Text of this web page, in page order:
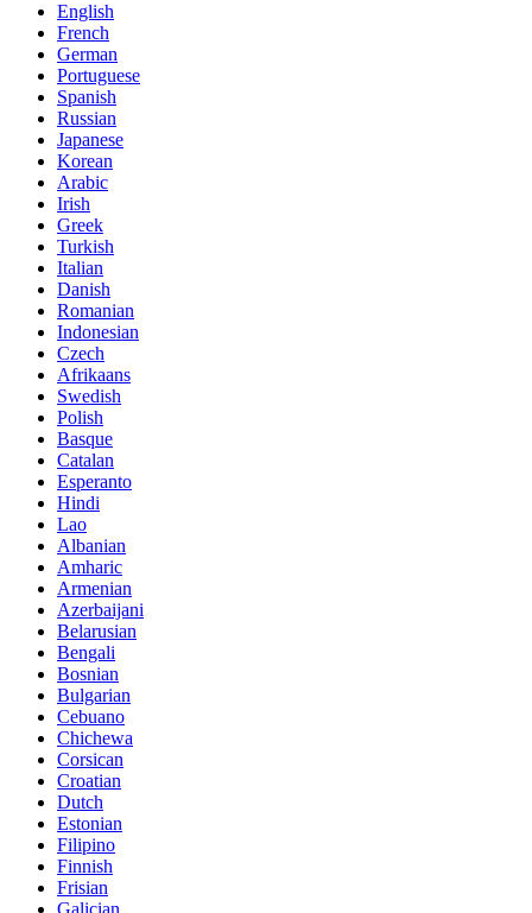
English
French
German
Portuguese
Spanish
Russian
Japanese
Korean
Arabic
Irish
Greek
Turkish
Italian
Danish
Romanian
Indonesian
Czech
Afrikaans
Swedish
Polish
Basque
Catalan
Esperanto
Hindi
Lao
Albanian
Amharic
Armenian
Azerbaijani
Belarusian
Bengali
Bosnian
Bulgarian
Cebuano
Chichewa
Corsican
Croatian
Dutch
Estonian
Filipino
Finnish
Frisian